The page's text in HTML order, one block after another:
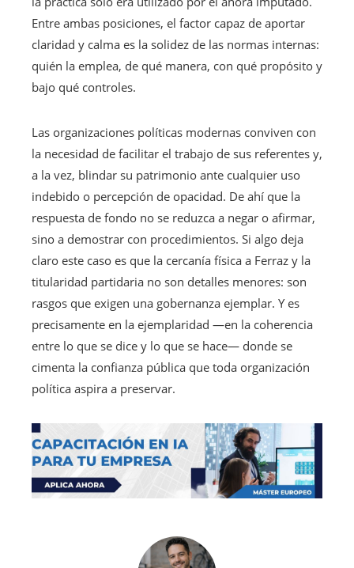
Entre ambas posiciones, el factor capaz de aportar
claridad y calma es la solidez de las normas internas:
quién la emplea, de qué manera, con qué propósito y
bajo qué controles.
Las organizaciones políticas modernas conviven con
la necesidad de facilitar el trabajo de sus referentes y,
a la vez, blindar su patrimonio ante cualquier uso
indebido o percepción de opacidad. De ahí que la
respuesta de fondo no se reduzca a negar o afirmar,
sino a demostrar con procedimientos. Si algo deja
claro este caso es que la cercanía física a Ferraz y la
titularidad partidaria no son detalles menores: son
rasgos que exigen una gobernanza ejemplar. Y es
precisamente en la ejemplaridad —en la coherencia
entre lo que se dice y lo que se hace— donde se
cimenta la confianza pública que toda organización
política aspira a preservar.